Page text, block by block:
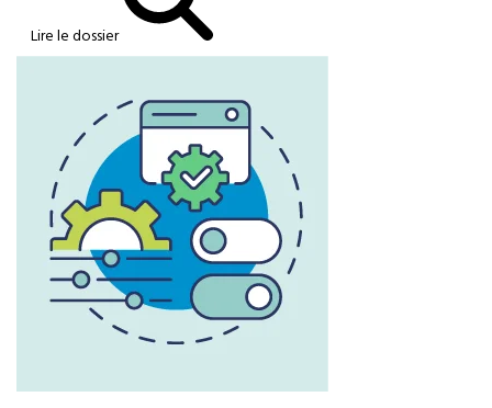
Lire le dossier